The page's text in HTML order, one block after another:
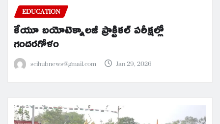
EDUCATION
కేయూ బయోటెక్నాలజీ ప్రాక్టికల్ పరీక్షల్లో
గందరగోళం
scihubnews@gmail.com Jan 29, 2026